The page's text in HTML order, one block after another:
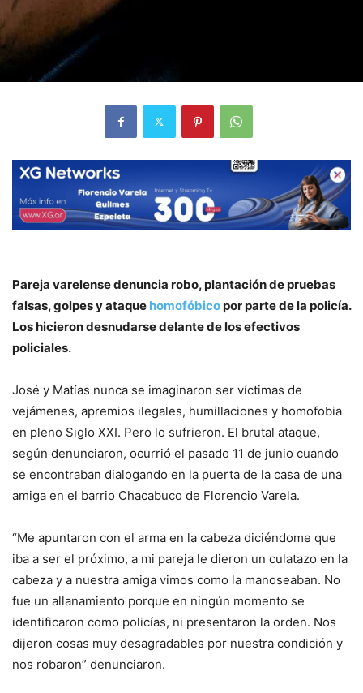
Pareja varelense denuncia robo, plantación de pruebas
falsas, golpes y ataque homofóbicopor parte de la policía.
Los hicieron desnudarse delante de los efectivos
policiales.
José y Matías nunca se imaginaron ser víctimas de
vejámenes, apremios ilegales, humillaciones y homofobia
en pleno Siglo XXI. Pero lo sufrieron. El brutal ataque,
según denunciaron, ocurrió el pasado 11 de junio cuando
se encontraban dialogando en la puerta de la casa de una
amiga en el barrio Chacabuco de Florencio Varela.
“Me apuntaron con el arma en la cabeza diciéndome que
iba a ser el próximo, a mi pareja le dieron un culatazo en la
cabeza y a nuestra amiga vimos como la manoseaban. No
fue un allanamiento porque en ningún momento se
identificaron como policías, ni presentaron la orden. Nos
dijeron cosas muy desagradables por nuestra condición y
nos robaron” denunciaron.